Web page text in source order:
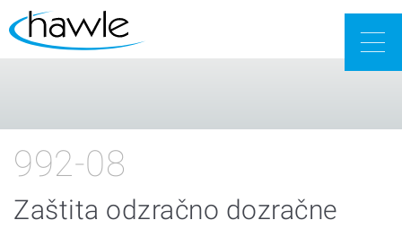
992-08
Zaštita odzračno dozračne